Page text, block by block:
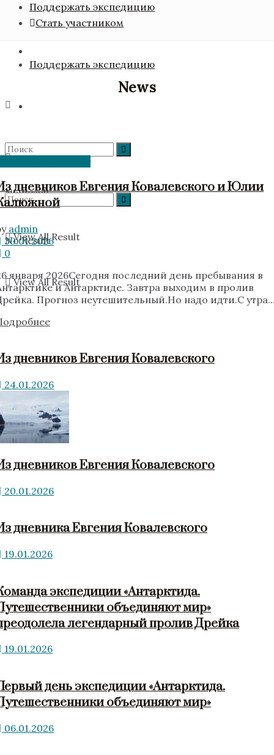
Поддержать экспедицию
No Result
View All Result
Стать участником
Поддержать экспедицию
No Result
View All Result
News
дневников Евгения Ковалевского и Юлии
admin
30.01.2026
0
января 2026Сегодня последний день пребывания в
и Антарктиде. Завтра выходим в пролив
Прогноз неутешительный.Но надо идти.С
дневников Евгения Ковалевского
24.01.2026
дневников Евгения Ковалевского
20.01.2026
дневника Евгения Ковалевского
19.01.2026
экспедиции «Антарктида.
объединяют мир»
легендарный пролив Дрейка
19.01.2026
день экспедиции «Антарктида.
объединяют мир»
06.01.2026